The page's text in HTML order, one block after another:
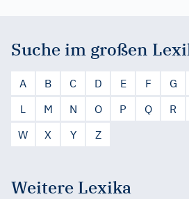
Suche im großen
A B C D E F G
L
M N O P Q R
W
X Y Z
Weitere Lexika